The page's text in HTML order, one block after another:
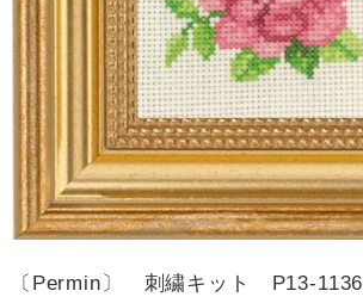
〔Permin〕 刺繍キット P13-1136